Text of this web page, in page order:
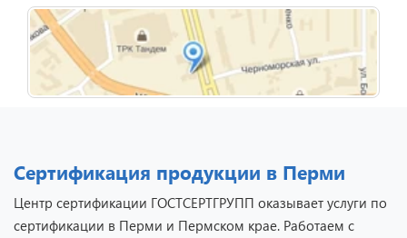
Сертификация продукции в Перми
Центр сертификации ГОСТСЕРТГРУПП оказывает услуги по
сертификации в Перми и Пермском крае. Работаем с